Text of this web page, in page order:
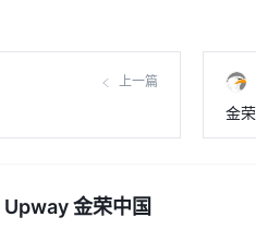
上一篇
金
Upway 金荣中国